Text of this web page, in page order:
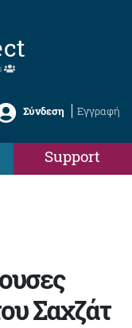
Σύνδεση Εγγραφή
Support
Σαχζάτ